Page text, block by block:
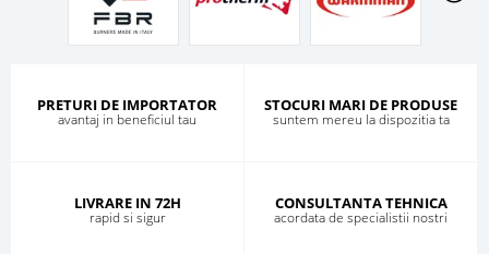
PRETURI DE IMPORTATOR
avantaj in beneficiul tau
STOCURI MARI DE PRODUSE
suntem mereu la dispozitia ta
LIVRARE IN 72H
rapid si sigur
CONSULTANTA TEHNICA
acordata de specialistii nostri